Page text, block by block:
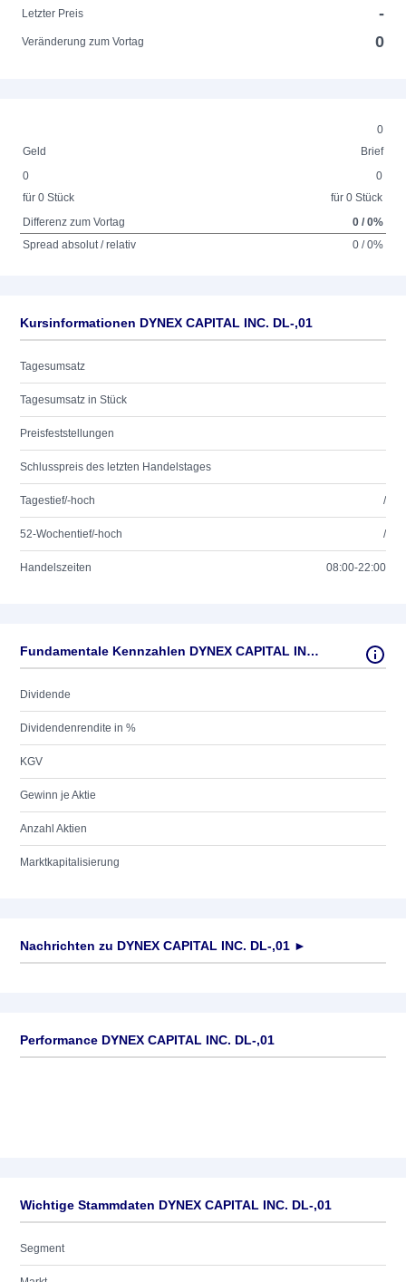
Letzter Preis
-
Veränderung zum Vortag 0
0
Geld
Brief
0
für 0 Stück
0
für 0 Stück
Differenz zum Vortag
0 / 0%
Spread absolut / relativ
0 / 0%
Kursinformationen DYNEX CAPITAL INC. DL-,01
Tagesumsatz
Tagesumsatz in Stück
Preisfeststellungen
Schlusspreis des letzten Handelstages
Tagestief/-hoch /
52-Wochentief/-hoch /
Handelszeiten 08:00-22:00
Fundamentale Kennzahlen DYNEX CAPITAL INC. DL-,01
Dividende
Dividendenrendite in %
KGV
Gewinn je Aktie
Anzahl Aktien
Marktkapitalisierung
Nachrichten zu DYNEX CAPITAL INC. DL-,01 ►
Performance DYNEX CAPITAL INC. DL-,01
Wichtige Stammdaten DYNEX CAPITAL INC. DL-,01
Segment